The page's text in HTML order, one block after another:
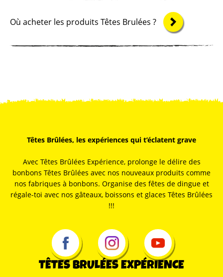
Où acheter les produits Têtes Brulées ?
Têtes Brûlées, les expériences qui t’éclatent grave
Avec Têtes Brûlées Expérience, prolonge le délire des
bonbons Têtes Brûlées avec nos nouveaux produits comme
nos fabriques à bonbons. Organise des fêtes de dingue et
régale-toi avec nos gâteaux, boissons et glaces Têtes Brûlées
!!!
TÊTES BRULÉES EXPÉRIENCE